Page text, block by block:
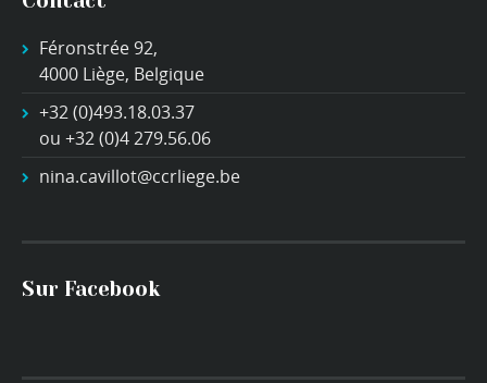
Féronstrée 92,
4000 Liège, Belgique
+32 (0)493.18.03.37
ou +32 (0)4 279.56.06
nina.cavillot@ccrliege.be
Sur Facebook